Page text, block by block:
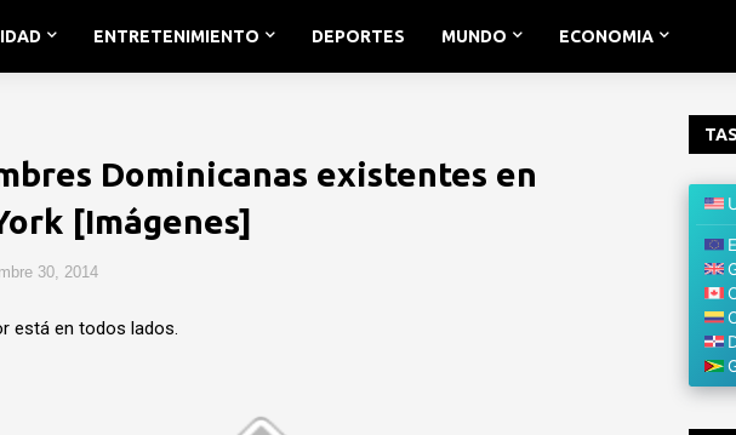
ENTRETENIMIENTO DEPORTES MUNDO ECONOMIA
Dominicanas existentes en
[Imágenes]
30, 2014
está en todos lados.